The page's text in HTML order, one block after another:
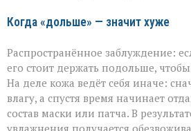
Когда «дольше» — значит хуже
Распространённое заблуждение:
его стоит держать подольше,
На деле кожа ведёт себя иначе:
влагу, а спустя время начинает
состав маски или патча. В